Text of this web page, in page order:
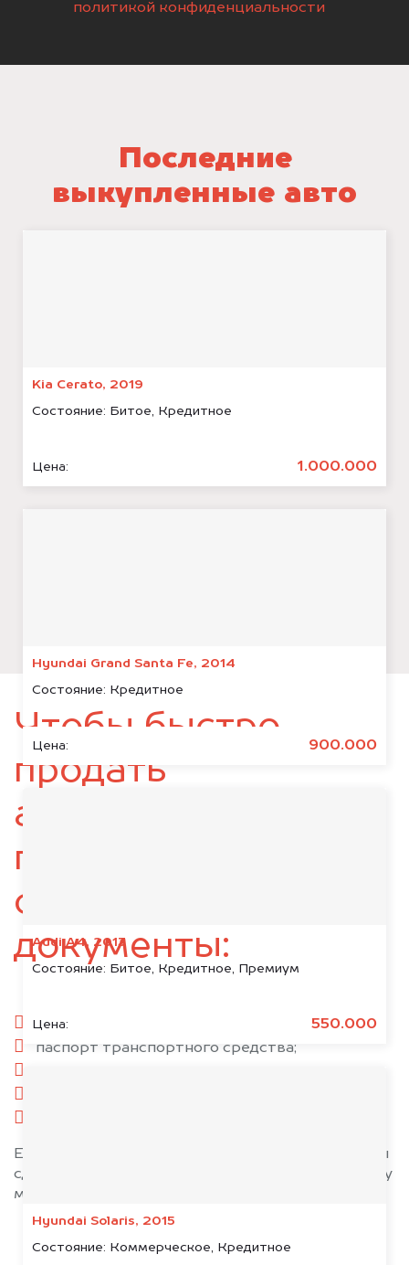
политикой конфиденциальности
Последние
выкупленные авто
Kia Cerato, 2019
Состояние: Битое, Кредитное
Цена: 1.000.000
Hyundai Grand Santa Fe, 2014
Состояние: Кредитное
Цена: 900.000
Audi A4, 2013
Состояние: Битое, Кредитное, Премиум
Цена: 550.000
Hyundai Solaris, 2015
Состояние: Коммерческое, Кредитное
Чтобы быстро
продать
автомобиль,
подготовьте
следующие
документы:
паспорт гражданина РФ;
паспорт транспортного средства;
Если у вас нет всех документов, то наши юристы
сделают всё возможное, чтобы оформить сделку
максимально быстро!